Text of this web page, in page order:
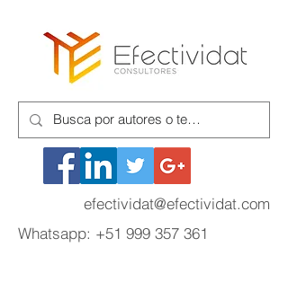
efectividat@efectividat.com
Whatsapp: +51 999 357 361